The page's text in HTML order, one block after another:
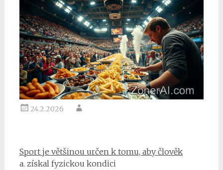
24.2.2026
Sport je většinou určen k tomu, aby člověk
a. získal fyzickou kondici